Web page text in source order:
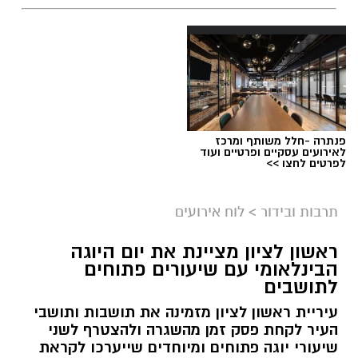
חדשותי? מצאתם טעות בכתבה? נשמח שתשתפו
אותנו
עיריית ראשון לציון
פנתרה -חלל משותף ומרכז
לאירועים עסקיים ופרטיים ועוד
לפרטים לחצו >>
תרבות ובידור > לוח אירועים
ראשון לציון מציינת את יום היוגה
הבינלאומי עם שיעורים פתוחים
לתושבים
עיריית ראשון לציון מזמינה את תושבות ותושבי
העיר לקחת פסק זמן מהשגרה ולהצטרף לשני
שיעורי יוגה פתוחים ומיוחדים שייערכו לקראת